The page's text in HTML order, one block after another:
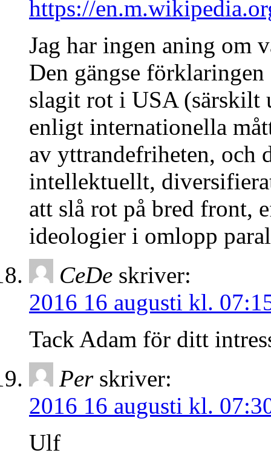
https://
Jag har ingen aning om
Den gängse
slagit rot i USA (särskilt
enligt internationella
av yttrandefriheten, och
intellektuellt,
att slå rot på bred front,
ideologier i omlopp
CeDe skriver:
2016 16 augusti kl.
Tack Adam för ditt
Per skriver:
2016 16 augusti kl.
Ulf